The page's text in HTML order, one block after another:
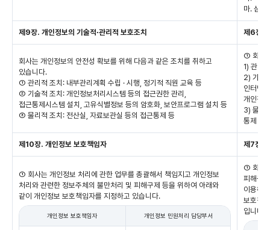
마. 삼성
제9장. 개인정보의 기술적∙관리적 보호조치 제6장.
회사는 개인정보의 안전성 확보를 위해 다음과 같은 조치를 취하고
있습니다.
① 관리적 조치: 내부관리계획 수립 · 시행, 정기적 직원 교육 등
② 기술적 조치: 개인정보처리시스템 등의 접근권한 관리,
접근통제시스템 설치, 고유식별정보 등의 암호화, 보안프로그램 설치 등
③ 물리적 조치: 전산실, 자료보관실 등의 접근통제 등
① 회사
1) 관리
2) 기술
인터넷
개인정
3) 물리
통제
제10장. 개인정보 보호책임자 제7장.
① 회사는 개인정보 처리에 관한 업무를 총괄해서 책임지고 개인정보
처리와 관련한 정보주체의 불만처리 및 피해구제 등을 위하여 아래와
같이 개인정보 보호책임자를 지정하고 있습니다.
개인정보 보호책임자 개인정보 민원처리 담당부서
① 회사
피해구
이용하
보호책
입니다.